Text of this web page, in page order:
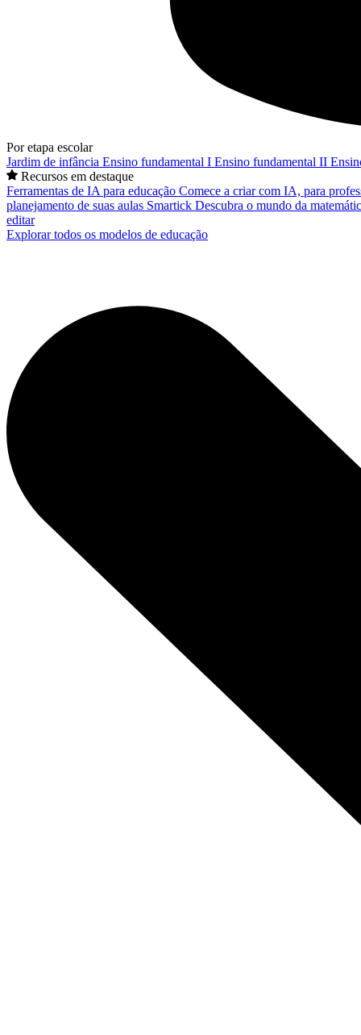
Por etapa escolar
Jardim de infância Ensino fundamental I Ensino fundamental II
Recursos em destaque
Ferramentas de IA para educação Comece a criar com IA, para
planejamento de suas aulas Smartick Descubra o mundo da
editar
Explorar todos os modelos de educação